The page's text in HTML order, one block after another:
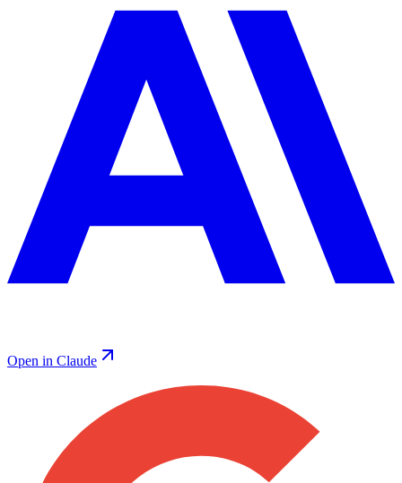
Open in Claude